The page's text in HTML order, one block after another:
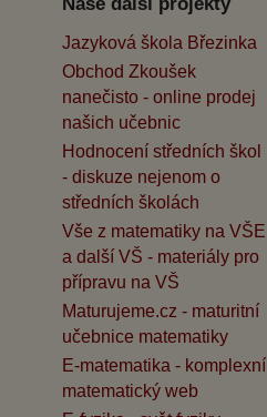
Jazyková škola Březinka
Obchod Zkoušek
nanečisto - online prodej
našich učebnic
Hodnocení středních škol
- diskuze nejenom o
středních školách
Vše z matematiky na VŠE
a další VŠ - materiály pro
přípravu na VŠ
Maturujeme.cz - maturitní
učebnice matematiky
E-matematika - komplexní
matematický web